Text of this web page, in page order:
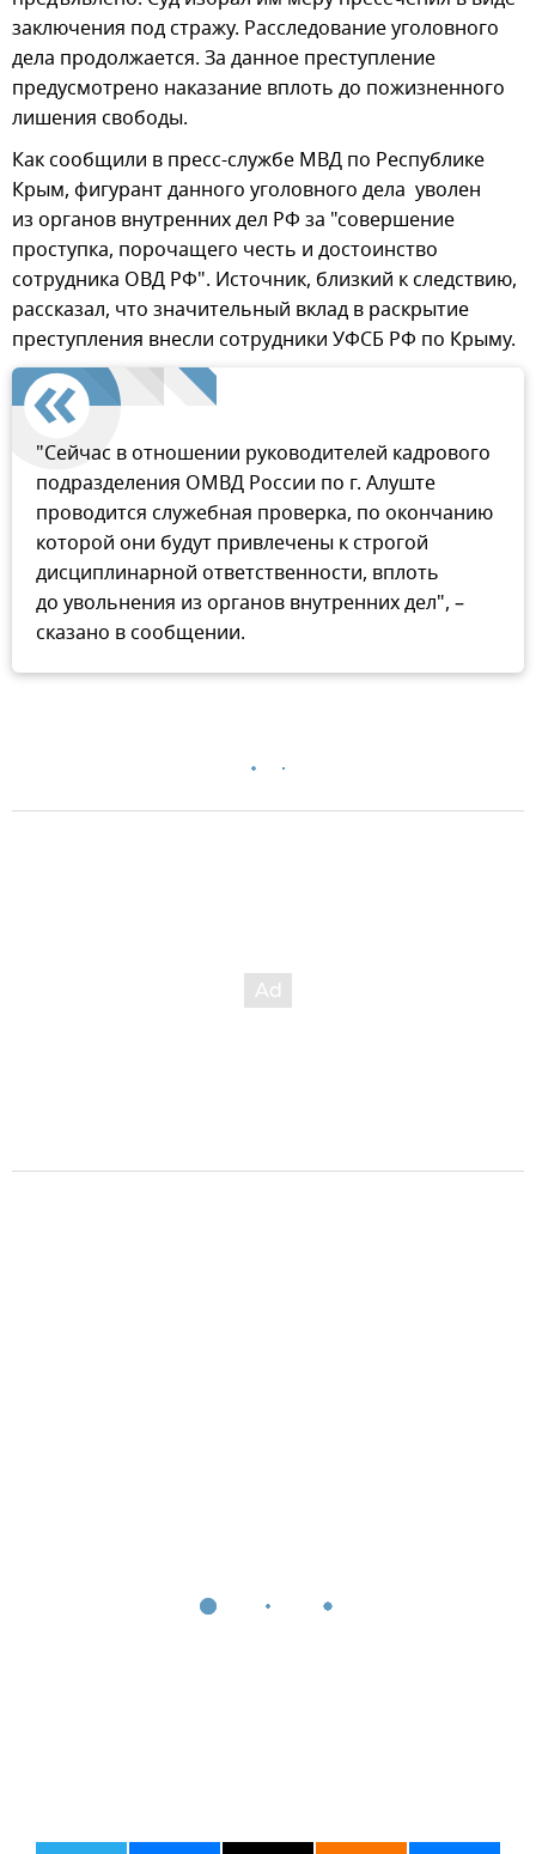
заключения под стражу. Расследование уголовного
дела продолжается. За данное преступление
предусмотрено наказание вплоть до пожизненного
лишения свободы.
Как сообщили в пресс-службе МВД по Республике
Крым, фигурант данного уголовного дела уволен
из органов внутренних дел РФ за "совершение
проступка, порочащего честь и достоинство
сотрудника ОВД РФ". Источник, близкий к следствию,
рассказал, что значительный вклад в раскрытие
преступления внесли сотрудники УФСБ РФ по Крыму.
"Сейчас в отношении руководителей кадрового
подразделения ОМВД России по г. Алуште
проводится служебная проверка, по окончанию
которой они будут привлечены к строгой
дисциплинарной ответственности, вплоть
до увольнения из органов внутренних дел", –
сказано в сообщении.